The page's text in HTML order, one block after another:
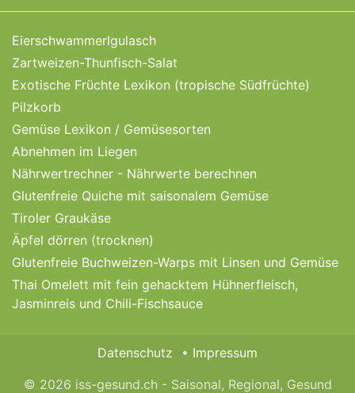
Eierschwammerlgulasch
Zartweizen-Thunfisch-Salat
Exotische Früchte Lexikon (tropische Südfrüchte)
Pilzkorb
Gemüse Lexikon / Gemüsesorten
Abnehmen im Liegen
Nährwertrechner - Nährwerte berechnen
Glutenfreie Quiche mit saisonalem Gemüse
Tiroler Graukäse
Äpfel dörren (trocknen)
Glutenfreie Buchweizen-Warps mit Linsen und Gemüse
Thai Omelett mit fein gehacktem Hühnerfleisch,
Jasminreis und Chili-Fischsauce
Datenschutz
Impressum
© 2026 iss-gesund.ch - Saisonal, Regional, Gesund